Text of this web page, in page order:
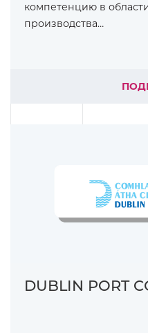
компетенцию в
производства…
DUBLIN PORT